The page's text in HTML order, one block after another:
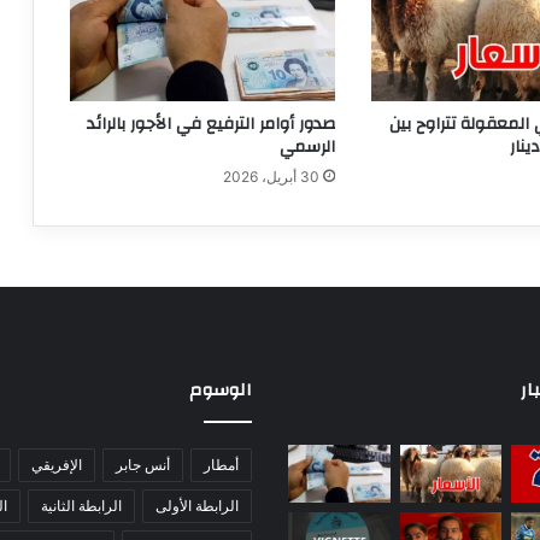
تتراوح بين صدور أوامر الترفيع في الأجور بالرائد
الرسمي
30 أبريل، 2026
الوسوم
أمطار أنس جابر الإفريقي
الرابطة الأولى الرابطة الثانية